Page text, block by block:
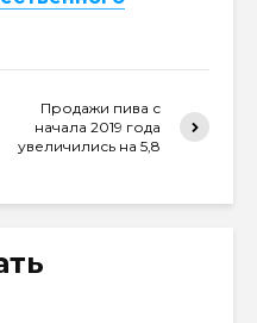
Продажи пива с
начала 2019 года
увеличились на 5,8